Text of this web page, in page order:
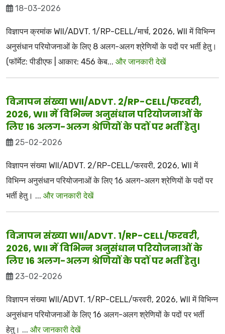
18-03-2026
विज्ञापन क्रमांक WII/ADVT. 1/RP-CELL/मार्च, 2026, WII में विभिन्न
अनुसंधान परियोजनाओं के लिए 8 अलग-अलग श्रेणियों के पदों पर भर्ती हेतु।
(फॉर्मेट: पीडीएफ | आकार: 456 केब... और जानकारी देखें
विज्ञापन संख्या WII/ADVT. 2/RP-CELL/फरवरी,
2026, WII में विभिन्न अनुसंधान परियोजनाओं के
लिए 16 अलग-अलग श्रेणियों के पदों पर भर्ती हेतु।
25-02-2026
विज्ञापन संख्या WII/ADVT. 2/RP-CELL/फरवरी, 2026, WII में
विभिन्न अनुसंधान परियोजनाओं के लिए 16 अलग-अलग श्रेणियों के पदों पर
भर्ती हेतु। ... और जानकारी देखें
विज्ञापन संख्या WII/ADVT. 1/RP-CELL/फरवरी,
2026, WII में विभिन्न अनुसंधान परियोजनाओं के
लिए 16 अलग-अलग श्रेणियों के पदों पर भर्ती हेतु।
23-02-2026
विज्ञापन संख्या WII/ADVT. 1/RP-CELL/फरवरी, 2026, WII में विभिन्न
अनुसंधान परियोजनाओं के लिए 16 अलग-अलग श्रेणियों के पदों पर भर्ती
हेतु। ... और जानकारी देखें